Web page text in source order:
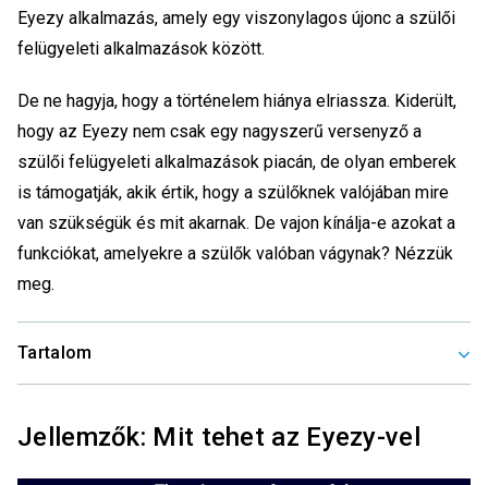
Eyezy alkalmazás, amely egy viszonylagos újonc a szülői
felügyeleti alkalmazások között.
De ne hagyja, hogy a történelem hiánya elriassza. Kiderült,
hogy az Eyezy nem csak egy nagyszerű versenyző a
szülői felügyeleti alkalmazások piacán, de olyan emberek
is támogatják, akik értik, hogy a szülőknek valójában mire
van szükségük és mit akarnak. De vajon kínálja-e azokat a
funkciókat, amelyekre a szülők valóban vágynak? Nézzük
meg.
Tartalom
Jellemzők: Mit tehet az Eyezy-vel